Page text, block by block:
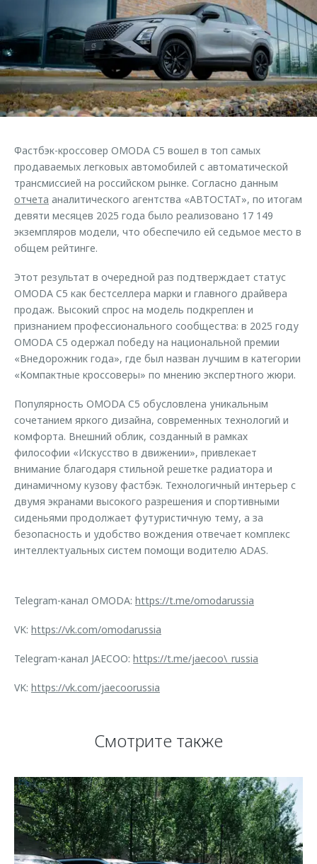
Кредитный калькулятор
Аксессуары
Одежда и сувениры
Оригинальные аксессуары
Трейд-ин
Калькулятор трейд-ин
Клиентская поддержка
O&J Автоклуб
Клуб владельцев OMODA
Приложение O&J
Аксессуары
Оригинальные аксессуары
Запчасти
Фастбэк-кроссовер OMODA C5 вошел в топ самых
продаваемых легковых автомобилей с автоматической
трансмиссией на российском рынке. Согласно данным
отчета аналитического агентства «АВТОСТАТ», по итогам
девяти месяцев 2025 года было реализовано 17 149
экземпляров модели, что обеспечило ей седьмое место в
общем рейтинге.
Этот результат в очередной раз подтверждает статус
OMODA C5 как бестселлера марки и главного драйвера
продаж. Высокий спрос на модель подкреплен и
признанием профессионального сообщества: в 2025 году
OMODA C5 одержал победу на национальной премии
«Внедорожник года», где был назван лучшим в категории
«Компактные кроссоверы» по мнению экспертного жюри.
Популярность OMODA C5 обусловлена уникальным
сочетанием яркого дизайна, современных технологий и
комфорта. Внешний облик, созданный в рамках
философии «Искусство в движении», привлекает
внимание благодаря стильной решетке радиатора и
динамичному кузову фастбэк. Технологичный интерьер с
двумя экранами высокого разрешения и спортивными
сиденьями продолжает футуристичную тему, а за
безопасность и удобство вождения отвечает комплекс
интеллектуальных систем помощи водителю ADAS.
Telegram-канал OMODA: https://t.me/omodarussia
VK: https://vk.com/omodarussia
Telegram-канал JAECOO: https://t.me/jaecoo\_russia
VK: https://vk.com/jaecoorussia
Смотрите также